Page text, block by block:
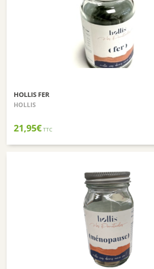
HOLLIS FER
HOLLIS
21,95€ TTC